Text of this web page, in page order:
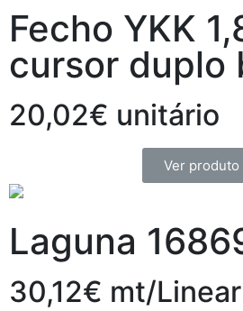
Fecho YKK
cursor duplo
20,02€ unitário
Ver produto
Laguna
30,12€ mt/Linear